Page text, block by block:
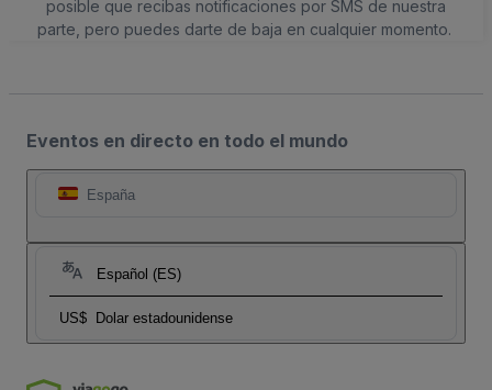
posible que recibas notificaciones por SMS de nuestra
parte, pero puedes darte de baja en cualquier momento.
Eventos en directo en todo el mundo
España
Español (ES)
US$ Dolar estadounidense